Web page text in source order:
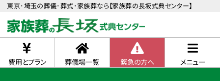
東京･埼玉の葬儀･葬式･家族葬なら【家族葬の長坂式典センター】
費用とプラン 葬儀場一覧 緊急の方へ メニュー